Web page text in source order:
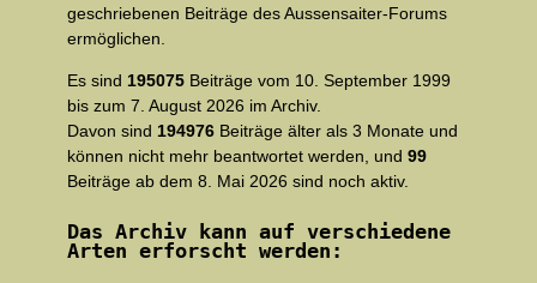
geschriebenen Beiträge des Aussensaiter-Forums
ermöglichen.
Es sind 195075 Beiträge vom 10. September 1999
bis zum 7. August 2026 im Archiv.
Davon sind 194976 Beiträge älter als 3 Monate und
können nicht mehr beantwortet werden, und 99
Beiträge ab dem 8. Mai 2026 sind noch aktiv.
Das Archiv kann auf verschiedene
Arten erforscht werden: